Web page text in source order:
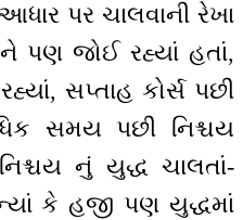
પર ચાલવાની રેખા
પણ જોઈ રહ્યાં હતાં,
સપ્તાહ કોર્સ પછી
સમય પછી નિશ્ચય
નું યુદ્ધ ચાલતાં-
કે હજી પણ યુદ્ધમાં